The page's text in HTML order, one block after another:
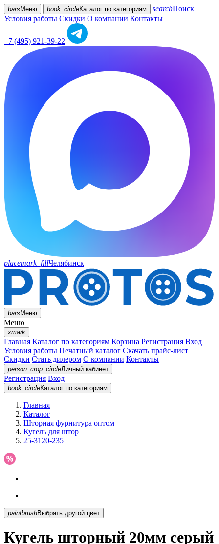
bars Меню book_circleКаталог по категориям searchПоиск
Условия работы Скидки О компании Контакты
+7 (495) 921-39-22
placemark_fillЧелябинск
barsМеню
Меню
xmark
Главная Каталог по категориям Корзина Регистрация Вход
Условия работы Печатный каталог Скачать прайс-лист
Скидки Стать дилером О компании Контакты
person_crop_circleЛичный кабинет
Регистрация Вход
book_circleКаталог по категориям
Главная
Каталог
Шторная фурнитура оптом
Кугель для штор
25-3120-235
paintbrush Выбрать другой цвет
Кугель шторный 20мм серый